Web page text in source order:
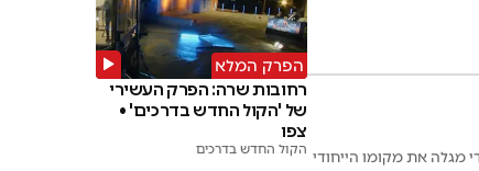
מגלה את מקומו הייחודי
הפרק המלא
רחובות שרה: הפרק העשירי
של 'הקול החדש בדרכים' •
צפו
הקול החדש בדרכים